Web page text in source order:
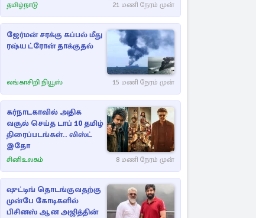
தமிழ்நாடு 21 மணி நேரம் முன்
ஜேர்மன் சரக்கு கப்பல் மீது
ரஷ்ய ட்ரோன் தாக்குதல்
லங்காசிறி நியூஸ் 15 மணி நேரம் முன்
கர்நாடகாவில் அதிக
வசூல் செய்த டாப் 10 தமிழ்
திரைப்படங்கள்.. லிஸ்ட்
இதோ
சினிஉலகம் 8 மணி நேரம் முன்
ஷுட்டிங் தொடங்குவதற்கு
முன்பே கோடிகளில்
பிசினஸ் ஆன அஜித்தின்